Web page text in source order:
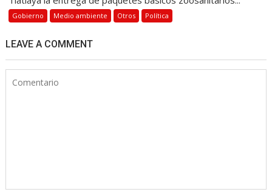
Gobierno Medio ambiente Otros Política
LEAVE A COMMENT